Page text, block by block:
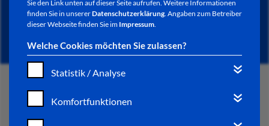
Sie den Link unten auf dieser Seite aufrufen. Weitere Informationen
finden Sie in unsererDatenschutzerklärung. Angaben zum Betreiber
dieser Webseite finden Sie im Impressum.
Welche Cookies möchten Sie zulassen?
Statistik / Analyse
Komfortfunktionen
NEWSLETTER / CITY LETTER
START